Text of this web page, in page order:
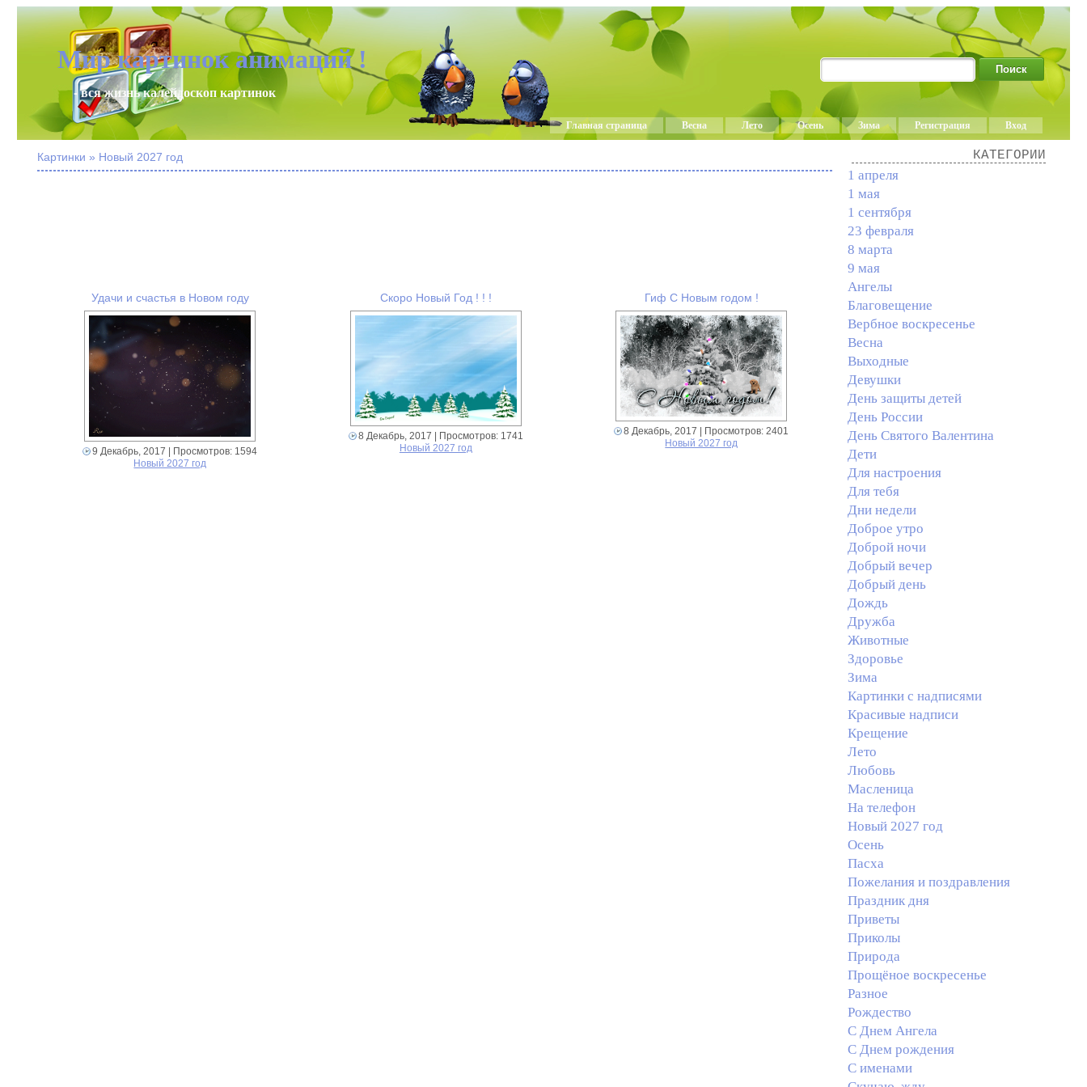
Мир картинок анимаций !
- вся жизнь калейдоскоп картинок
Главная страница Весна Лето Осень Зима Регистрация Вход
Картинки » Новый 2027 год
Удачи и счастья в Новом году
9 Декабрь, 2017
| Просмотров: 1594
Новый 2027 год
Скоро Новый Год ! ! !
8 Декабрь, 2017 | Просмотров: 1741
Новый 2027 год
Гиф С Новым годом !
8 Декабрь, 2017 | Просмотров: 2401
Новый 2027 год
КАТЕГОРИИ
1 апреля
1 мая
1 сентября
23 февраля
8 марта
9 мая
Ангелы
Благовещение
Вербное воскресенье
Весна
Выходные
Девушки
День защиты детей
День России
День Святого Валентина
Дети
Для настроения
Для тебя
Дни недели
Доброе утро
Доброй ночи
Добрый вечер
Добрый день
Дождь
Дружба
Животные
Здоровье
Зима
Картинки с надписями
Красивые надписи
Крещение
Лето
Любовь
Масленица
На телефон
Новый 2027 год
Осень
Пасха
Пожелания и поздравления
Праздник дня
Приветы
Приколы
Природа
Прощёное воскресенье
Разное
Рождество
С Днем Ангела
С Днем рождения
С именами